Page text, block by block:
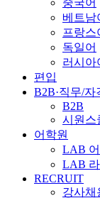
중국어
베트남
프랑스
독일어
러시아
편입
B2B·직무/자
B2B
시원스
어학원
LAB
LAB
RECRUIT
강사채